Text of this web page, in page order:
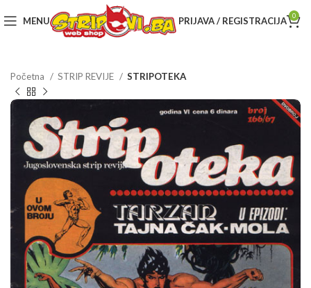
MENU PRIJAVA / REGISTRACIJA 0
Početna STRIP REVIJE STRIPOTEKA